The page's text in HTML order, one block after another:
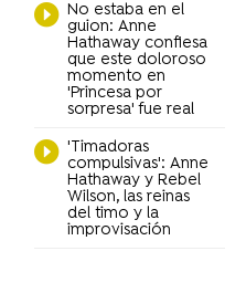
No estaba en el
guion: Anne
Hathaway confiesa
que este doloroso
momento en
'Princesa por
sorpresa' fue real
'Timadoras
compulsivas': Anne
Hathaway y Rebel
Wilson, las reinas
del timo y la
improvisación